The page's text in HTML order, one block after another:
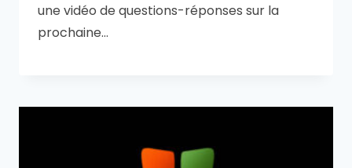
une vidéo de questions-réponses sur la
prochaine…